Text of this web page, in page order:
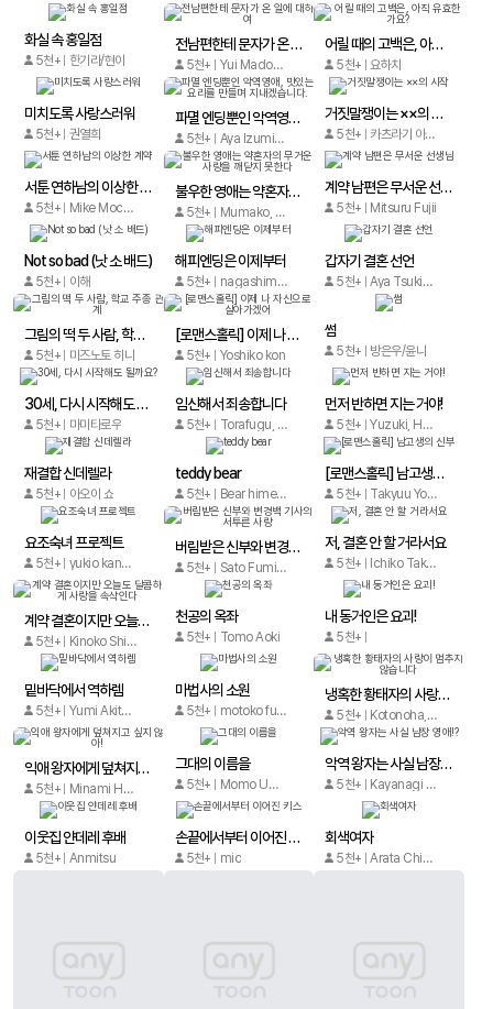
화실 속 홍일점
5천+ 한기라/현이
전남편한테 문자가 온 일에 대하여
5천+ Yui Madoka/Nekodera
어릴 때의 고백은, 아직 유효한가요?
5천+ 요하치
미치도록 사랑스러워
5천+ 권열희
파멸 엔딩뿐인 악역영애, 맛있는 요리를 만들며 지내겠습니다.
5천+ Aya Izumi/Tatsumi Nanao
거짓말쟁이는 ××의 시작
5천+ 카츠라기 아유무
서툰 연하남의 이상한 계약
5천+ Mike Mochiko
불우한 영애는 약혼자의 무거운 사랑을 깨닫지 못한다
5천+ Mumako, Show Ichikawa
계약 남편은 무서운 선생님
5천+ Mitsuru Fujii
Not so bad (낫 소 배드)
5천+ 이해
해피엔딩은 이제부터
5천+ nagashimayumi
갑자기 결혼 선언
5천+ Aya Tsukizuka (츠키즈카 아야)
그림의 떡 두 사람, 학교 주종 관계
5천+ 미즈노토 히나
[로맨스홀릭] 이제 나 자신으로 살아가겠어
5천+ Yoshiko kon
썸
5천+ 방은우/윤니
30세, 다시 시작해도 될까요?
5천+ 마미타로우
임신해서 죄송합니다
5천+ Torafugu, Eguchi Shin
먼저 반하면 지는 거야!
5천+ Yuzuki, Hachigo Shindo, Furuitomidori
재결합 신데렐라
5천+ 아오이 쇼
teddy bear
5천+ Bear hime, Peri Mizutama
[로맨스홀릭] 남고생의 신부
5천+ Takyuu Youko
요조숙녀 프로젝트
5천+ yukio kanesada
버림받은 신부와 변경백 기사의 서투른 사랑
5천+ Sato Fumino, Tsukishita
저, 결혼 안 할 거라서요
5천+ Ichiko Takechi
계약 결혼이지만 오늘도 달콤하게 사랑을 속삭인다
5천+ Kinoko Shiiba (시이바 키노코)
천공의 옥좌
5천+ Tomo Aoki
내 동거인은 요괴!
5천+
밑바닥에서 역하렘
5천+ Yumi Akitsuki, Tomomasa Kameya
마법사의 소원
5천+ motoko fukuda,miranda E Fallon
냉혹한 황태자의 사랑이 멈추지 않습니다
5천+ Kotonoha, Sele
익애 왕자에게 덮쳐지고 싶지 않아!
5천+ Minami Hoshino
그대의 이름을
5천+ Momo Umetani, Mizuki Tsuge
악역 왕자는 사실 남장 영애!?
5천+ Kayanagi Kazuha
이웃집 얀데레 후배
5천+ Anmitsu
손끝에서부터 이어진 키스
5천+ mio
회색여자
5천+ Arata Chiharu